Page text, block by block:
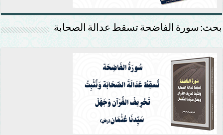
بحث: سورة الفاضحة تسقط عدالة الصحابة